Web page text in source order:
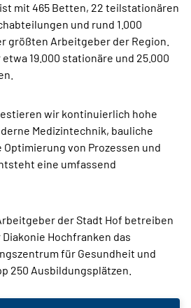
mit 465 Betten, 22 teilstationären
und rund 1.000
größten Arbeitgeber der Region.
19.000 stationäre und 25.000
wir kontinuierlich hohe
Medizintechnik, bauliche
von Prozessen und
eine umfassend
der Stadt Hof betreiben
Hochfranken das
für Gesundheit und
250 Ausbildungsplätzen.